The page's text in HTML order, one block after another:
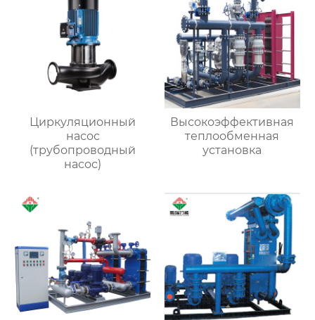
Циркуляционный
насос
(трубопроводный
насос)
Высокоэффективная
теплообменная
установка